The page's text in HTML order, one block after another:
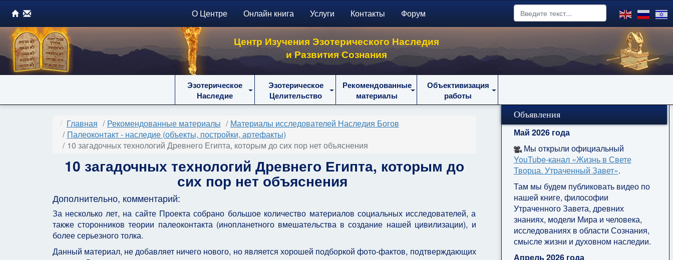
О Центре Онлайн книга Услуги Контакты Форум
Центр Изучения Эзотерического Наследия
и Развития Сознания
Эзотерическое
Наследие
Эзотерическое
Целительство
Рекомендованные
материалы
Объективизация
работы
Главная Рекомендованные материалы
Материалы исследователей Наследия Богов
Палеоконтакт - наследие (объекты, постройки, артефакты)
10 загадочных технологий Древнего Египта, которым до сих пор нет объяснения
10 загадочных технологий Древнего Египта, которым до
сих пор нет объяснения
Дополнительно, комментарий:
За несколько лет, на сайте Проекта собрано большое количество материалов социальных исследователей, а
также сторонников теории палеоконтакта (инопланетного вмешательства в создание нашей цивилизации), и
более серьезного толка.
Данный материал, не добавляет ничего нового, но является хорошей подборкой фото-фактов, подтверждающих
Объявления
Май 2026 года
Мы открыли официальный
YouTube‑канал «Жизнь в Свете
Творца. Утраченный Завет».
Там мы будем публиковать видео по
нашей книге, философии
Утраченного Завета, древних
знаниях, модели Мира и человека,
исследованиях в области Сознания,
смысле жизни и духовном наследии.
Апрель 2026 года